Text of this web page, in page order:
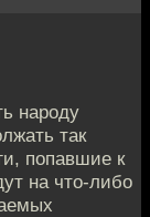
народу
так
попавшие к
на что-либо